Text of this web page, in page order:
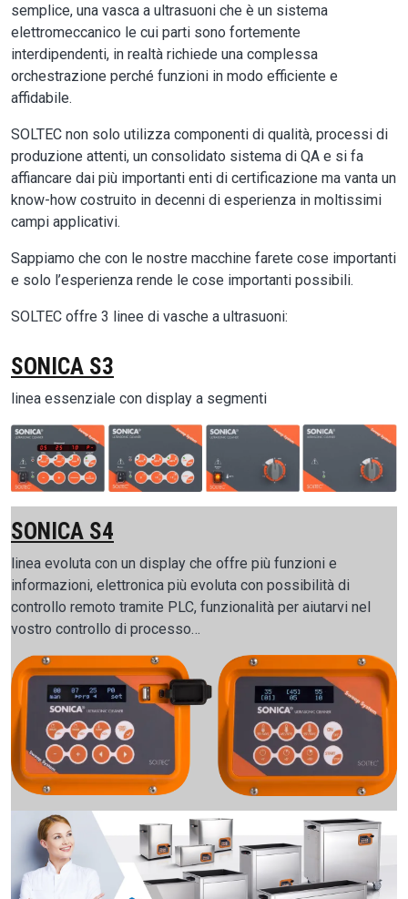
semplice, una vasca a ultrasuoni che è un sistema
elettromeccanico le cui parti sono fortemente
interdipendenti, in realtà richiede una complessa
orchestrazione perché funzioni in modo efficiente e
affidabile.
SOLTEC non solo utilizza componenti di qualità, processi di
produzione attenti, un consolidato sistema di QA e si fa
affiancare dai più importanti enti di certificazione ma vanta un
know-how costruito in decenni di esperienza in moltissimi
campi applicativi.
Sappiamo che con le nostre macchine farete cose importanti
e solo l’esperienza rende le cose importanti possibili.
SOLTEC offre 3 linee di vasche a ultrasuoni:
SONICA S3
linea essenziale con display a segmenti
Image
SONICA S4
linea evoluta con un display che offre più funzioni e
informazioni, elettronica più evoluta con possibilità di
controllo remoto tramite PLC, funzionalità per aiutarvi nel
vostro controllo di processo…
Image
Image